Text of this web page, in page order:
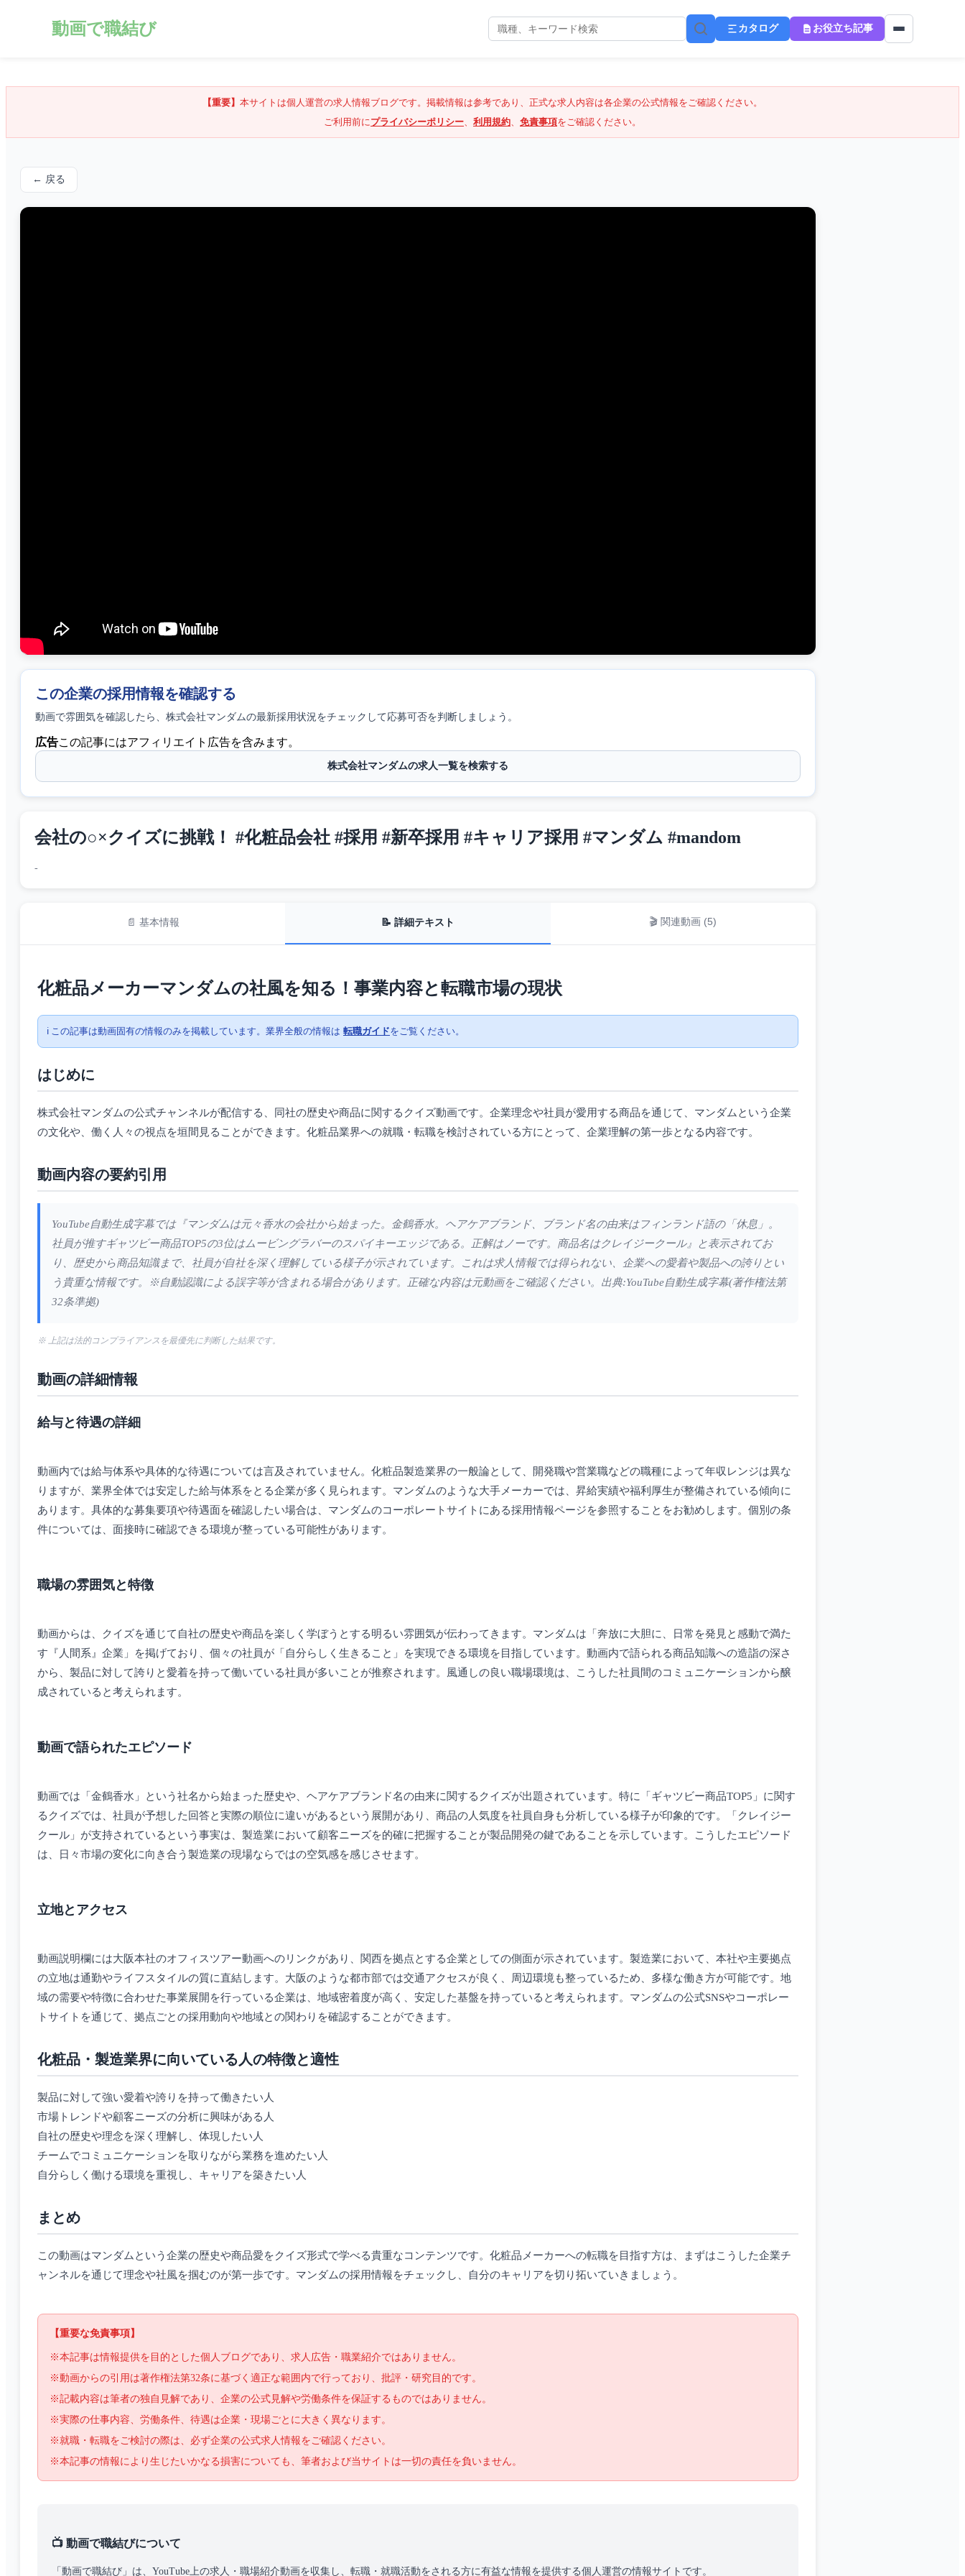
動画で職結び カタログ お役立ち記事
【重要】 本サイトは個人運営の求人情報ブログです。掲載情報は参考であり、正式な求人内容は各企業の公式情報をご確認ください。
ご利用前にプライバシーポリシー、 利用規約、 免責事項をご確認ください。
← 戻る
この企業の採用情報を確認する
動画で雰囲気を確認したら、 株式会社マンダムの最新採用状況をチェックして応募可否を判断しましょう。
広告この記事にはアフィリエイト広告を含みます。
株式会社マンダムの求人一覧を検索する
会社の○×クイズに挑戦！ #化粧品会社 #採用 #新卒採用 #キャリア採用 #マンダム #mandom
-
📄 基本情報 📝 詳細テキスト 🎬 関連動画 (5)
化粧品メーカーマンダムの社風を知る！事業内容と転職市場の現状
ℹ️ この記事は動画固有の情報のみを掲載しています。業界全般の情報は 転職ガイドをご覧ください。
はじめに
株式会社マンダムの公式チャンネルが配信する、同社の歴史や商品に関するクイズ動画です。企業理念や社員が愛用する商品を通じて、マンダムという企業
の文化や、働く人々の視点を垣間見ることができます。化粧品業界への就職・転職を検討されている方にとって、企業理解の第一歩となる内容です。
動画内容の要約引用
YouTube自動生成字幕では『マンダムは元々香水の会社から始まった。金鶴香水。ヘアケアブランド、ブランド名の由来はフィンランド語の「休息」。
社員が推すギャツビー商品TOP5の3位はムービングラバーのスパイキーエッジである。正解はノーです。商品名はクレイジークール』と表示されてお
り、歴史から商品知識まで、社員が自社を深く理解している様子が示されています。これは求人情報では得られない、企業への愛着や製品への誇りとい
う貴重な情報です。※自動認識による誤字等が含まれる場合があります。正確な内容は元動画をご確認ください。出典:YouTube自動生成字幕(著作権法第
32条準拠)
※ 上記は法的コンプライアンスを最優先に判断した結果です。
動画の詳細情報
給与と待遇の詳細
動画内では給与体系や具体的な待遇については言及されていません。化粧品製造業界の一般論として、開発職や営業職などの職種によって年収レンジは異な
りますが、業界全体では安定した給与体系をとる企業が多く見られます。マンダムのような大手メーカーでは、昇給実績や福利厚生が整備されている傾向に
あります。具体的な募集要項や待遇面を確認したい場合は、マンダムのコーポレートサイトにある採用情報ページを参照することをお勧めします。個別の条
件については、面接時に確認できる環境が整っている可能性があります。
職場の雰囲気と特徴
動画からは、クイズを通じて自社の歴史や商品を楽しく学ぼうとする明るい雰囲気が伝わってきます。マンダムは「奔放に大胆に、日常を発見と感動で満た
す『人間系』企業」を掲げており、個々の社員が「自分らしく生きること」を実現できる環境を目指しています。動画内で語られる商品知識への造詣の深さ
から、製品に対して誇りと愛着を持って働いている社員が多いことが推察されます。風通しの良い職場環境は、こうした社員間のコミュニケーションから醸
成されていると考えられます。
動画で語られたエピソード
動画では「金鶴香水」という社名から始まった歴史や、ヘアケアブランド名の由来に関するクイズが出題されています。特に「ギャツビー商品TOP5」に関す
るクイズでは、社員が予想した回答と実際の順位に違いがあるという展開があり、商品の人気度を社員自身も分析している様子が印象的です。「クレイジー
クール」が支持されているという事実は、製造業において顧客ニーズを的確に把握することが製品開発の鍵であることを示しています。こうしたエピソード
は、日々市場の変化に向き合う製造業の現場ならではの空気感を感じさせます。
立地とアクセス
動画説明欄には大阪本社のオフィスツアー動画へのリンクがあり、関西を拠点とする企業としての側面が示されています。製造業において、本社や主要拠点
の立地は通勤やライフスタイルの質に直結します。大阪のような都市部では交通アクセスが良く、周辺環境も整っているため、多様な働き方が可能です。地
域の需要や特徴に合わせた事業展開を行っている企業は、地域密着度が高く、安定した基盤を持っていると考えられます。マンダムの公式SNSやコーポレー
トサイトを通じて、拠点ごとの採用動向や地域との関わりを確認することができます。
化粧品・製造業界に向いている人の特徴と適性
製品に対して強い愛着や誇りを持って働きたい人
市場トレンドや顧客ニーズの分析に興味がある人
自社の歴史や理念を深く理解し、体現したい人
チームでコミュニケーションを取りながら業務を進めたい人
自分らしく働ける環境を重視し、キャリアを築きたい人
まとめ
この動画はマンダムという企業の歴史や商品愛をクイズ形式で学べる貴重なコンテンツです。化粧品メーカーへの転職を目指す方は、まずはこうした企業チ
ャンネルを通じて理念や社風を掴むのが第一歩です。マンダムの採用情報をチェックし、自分のキャリアを切り拓いていきましょう。
【重要な免責事項】
※本記事は情報提供を目的とした個人ブログであり、求人広告・職業紹介ではありません。
※動画からの引用は著作権法第32条に基づく適正な範囲内で行っており、批評・研究目的です。
※記載内容は筆者の独自見解であり、企業の公式見解や労働条件を保証するものではありません。
※実際の仕事内容、労働条件、待遇は企業・現場ごとに大きく異なります。
※就職・転職をご検討の際は、必ず企業の公式求人情報をご確認ください。
※本記事の情報により生じたいかなる損害についても、筆者および当サイトは一切の責任を負いません。
📺 動画で職結びについて
「動画で職結び」は、YouTube上の求人・職場紹介動画を収集し、転職・就職活動をされる方に有益な情報を提供する個人運営の情報サイトです。